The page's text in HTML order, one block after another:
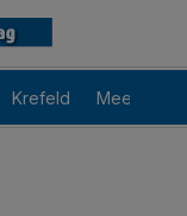
Krefeld Meerbusch